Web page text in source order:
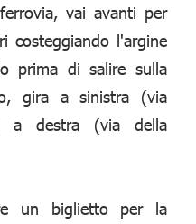
vai avanti per
costeggiando l'argine
prima di salire sulla
gira a sinistra (via
a destra (via della
un biglietto per la